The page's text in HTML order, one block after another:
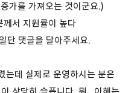
가를 가져오는 것이군요.)
께서 지원률이 높다
단 댓글을 달아주세요.
는데 실제로 운영하시는 분은